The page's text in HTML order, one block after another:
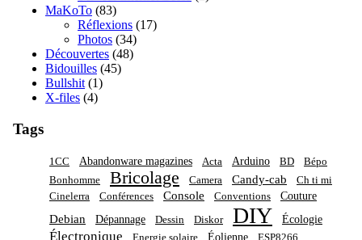
MaKoTo (83)
Réflexions (17)
Photos (34)
Découvertes (48)
Bidouilles (45)
Bullshit (1)
X-files (4)
Tags
1CC Abandonware magazines Acta Arduino BD
Bépo
Bonhomme
Bricolage Camera Candy-cab
Ch ti mi
Cinelerra
Conférences Console Conventions Couture
Debian Dépannage Dessin Diskor DIY Écologie
Électronique Energie solaire Éolienne ESP8266